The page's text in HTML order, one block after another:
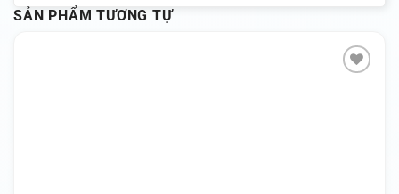
SẢN PHẨM TƯƠNG TỰ